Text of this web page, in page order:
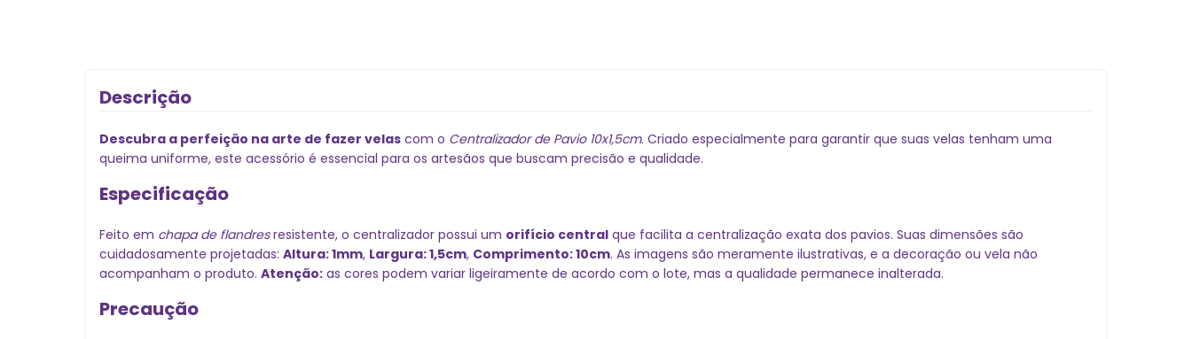
Descrição
Descubra a perfeição na arte de fazer velas com o Centralizador de Pavio 10x1,5cm. Criado especialmente para garantir que suas velas tenham uma
queima uniforme, este acessório é essencial para os artesãos que buscam precisão e qualidade.
Especificação
Feito em chapa de flandresresistente, o centralizador possui um orifício central que facilita a centralização exata dos pavios. Suas dimensões são
cuidadosamente projetadas: Altura: 1mm, Largura: 1,5cm, Comprimento: 10cm. As imagens são meramente ilustrativas, e a decoração ou vela não
acompanham o produto. Atenção: as cores podem variar ligeiramente de acordo com o lote, mas a qualidade permanece inalterada.
Precaução